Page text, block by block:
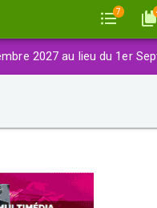
7
2027 au lieu du 1er